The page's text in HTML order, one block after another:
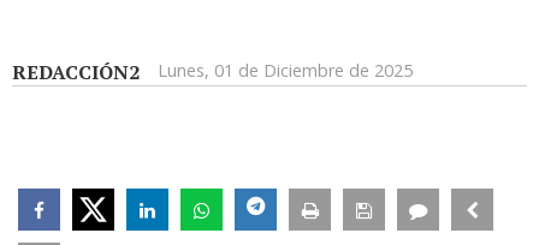
REDACCIÓN2 Lunes, 01 de Diciembre de 2025